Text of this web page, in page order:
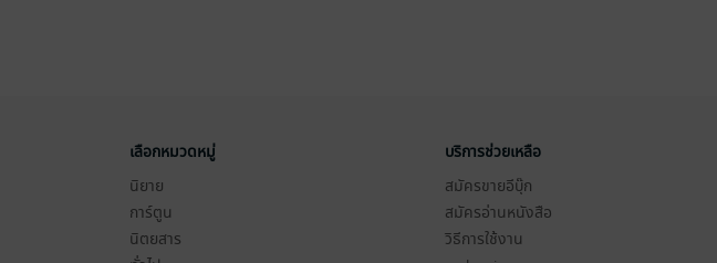
เลือกหมวดหมู่
นิยาย
การ์ตูน
นิตยสาร
บริการช่วยเหลือ
สมัครขายอีบุ๊ก
สมัครอ่านหนังสือ
วิธีการใช้งาน